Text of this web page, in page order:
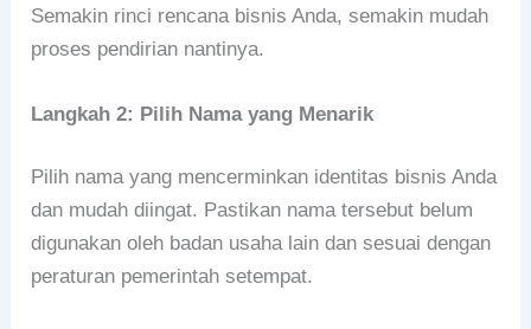
Semakin rinci rencana bisnis Anda, semakin mudah
proses pendirian nantinya.
Langkah 2: Pilih Nama yang Menarik
Pilih nama yang mencerminkan identitas bisnis Anda
dan mudah diingat. Pastikan nama tersebut belum
digunakan oleh badan usaha lain dan sesuai dengan
peraturan pemerintah setempat.